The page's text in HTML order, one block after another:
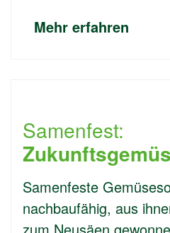
Mehr erfahren
Samenfest:
Samenfeste
nachbaufähig, aus